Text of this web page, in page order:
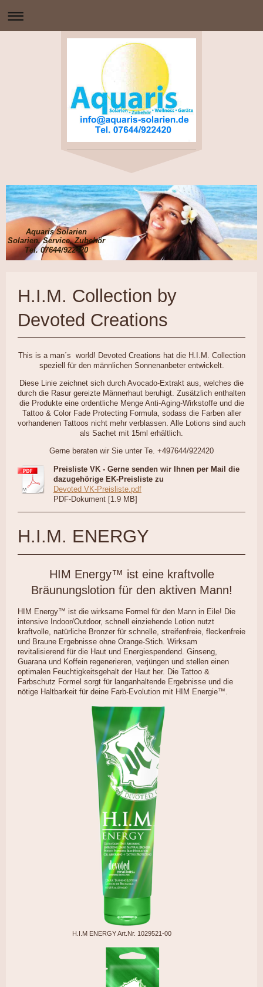
Aquaris Solarien
Solarien, Service, Zubehör
Tel. 07644/922420
H.I.M. Collection by
Devoted Creations
This is a man´s world! Devoted Creations hat die H.I.M. Collection
speziell für den männlichen Sonnenanbeter entwickelt.
Diese Linie zeichnet sich durch Avocado-Extrakt aus, welches die
durch die Rasur gereizte Männerhaut beruhigt. Zusätzlich enthalten
die Produkte eine ordentliche Menge Anti-Aging-Wirkstoffe und die
Tattoo & Color Fade Protecting Formula, sodass die Farben aller
vorhandenen Tattoos nicht mehr verblassen. Alle Lotions sind auch
als Sachet mit 15ml erhältlich.
Gerne beraten wir Sie unter Te. +497644/922420
Preisliste VK - Gerne senden wir Ihnen per Mail die
dazugehörige EK-Preisliste zu
Devoted VK-Preisliste.pdf
PDF-Dokument [1.9 MB]
H.I.M. ENERGY
HIM Energy™ ist eine kraftvolle
Bräunungslotion für den aktiven Mann!
HIM Energy™ ist die wirksame Formel für den Mann in Eile! Die
intensive Indoor/Outdoor, schnell einziehende Lotion nutzt
kraftvolle, natürliche Bronzer für schnelle, streifenfreie, fleckenfreie
und Braune Ergebnisse ohne Orange-Stich. Wirksam
revitalisierend für die Haut und Energiespendend. Ginseng,
Guarana und Koffein regenerieren, verjüngen und stellen einen
optimalen Feuchtigkeitsgehalt der Haut her. Die Tattoo &
Farbschutz Formel sorgt für langanhaltende Ergebnisse und die
nötige Haltbarkeit für deine Farb-Evolution mit HIM Energie™.
H.I.M ENERGY Art.Nr. 1029521-00